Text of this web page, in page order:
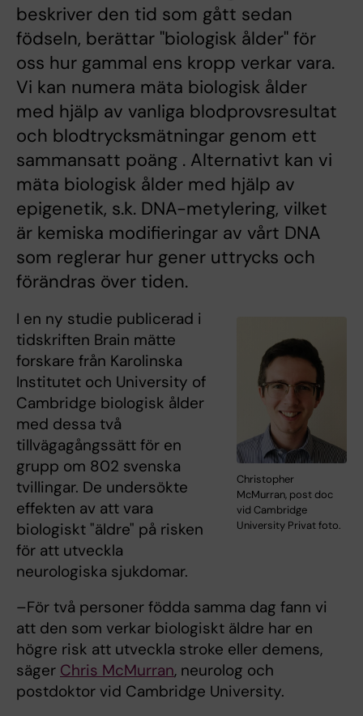
beskriver den tid som gått sedan
födseln, berättar "biologisk ålder" för
oss hur gammal ens kropp verkar vara.
Vi kan numera mäta biologisk ålder
med hjälp av vanliga blodprovsresultat
och blodtrycksmätningar genom ett
sammansatt poäng . Alternativt kan vi
mäta biologisk ålder med hjälp av
epigenetik, s.k. DNA-metylering, vilket
är kemiska modifieringar av vårt DNA
som reglerar hur gener uttrycks och
förändras över tiden.
Christopher
McMurran, post doc
vid Cambridge
University Privat foto.
I en ny studie publicerad i
tidskriften Brain mätte
forskare från Karolinska
Institutet och University of
Cambridge biologisk ålder
med dessa två
tillvägagångssätt för en
grupp om 802 svenska
tvillingar. De undersökte
effekten av att vara
biologiskt "äldre" på risken
för att utveckla
neurologiska sjukdomar.
–För två personer födda samma dag fann vi
att den som verkar biologiskt äldre har en
högre risk att utveckla stroke eller demens,
säger Chris McMurran, neurolog och
postdoktor vid Cambridge University.